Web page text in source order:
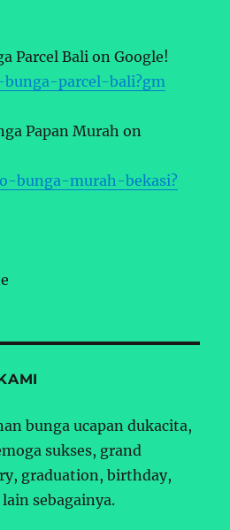
Parcel Bali on Google!
parcel-bali?gm
Papan Murah on
bunga-murah-bekasi?
bunga ucapan dukacita,
sukses, grand
graduation, birthday,
sebagainya.